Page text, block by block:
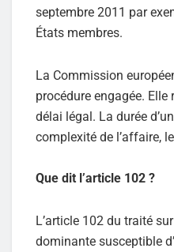
septembre 2011 par
États membres.
La Commission
procédure engagée.
délai légal. La durée
complexité de l’affaire,
Que dit l’article 102 ?
L’article 102 du traité
dominante susceptible